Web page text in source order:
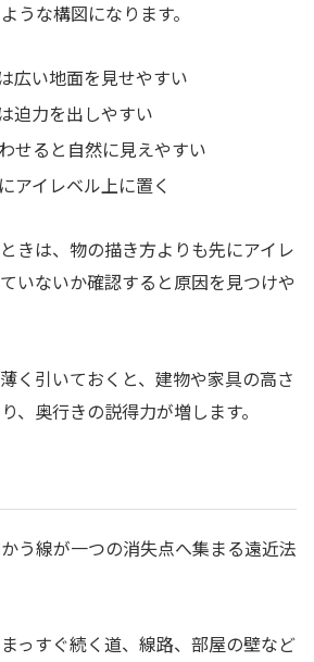
うな構図になります。
広い地面を見せやすい
迫力を出しやすい
せると自然に見えやすい
アイレベル上に置く
きは、物の描き方よりも先にアイレ
いないか確認すると原因を見つけや
く引いておくと、建物や家具の高さ
、奥行きの説得力が増します。
う線が一つの消失点へ集まる遠近法
っすぐ続く道、線路、部屋の壁など